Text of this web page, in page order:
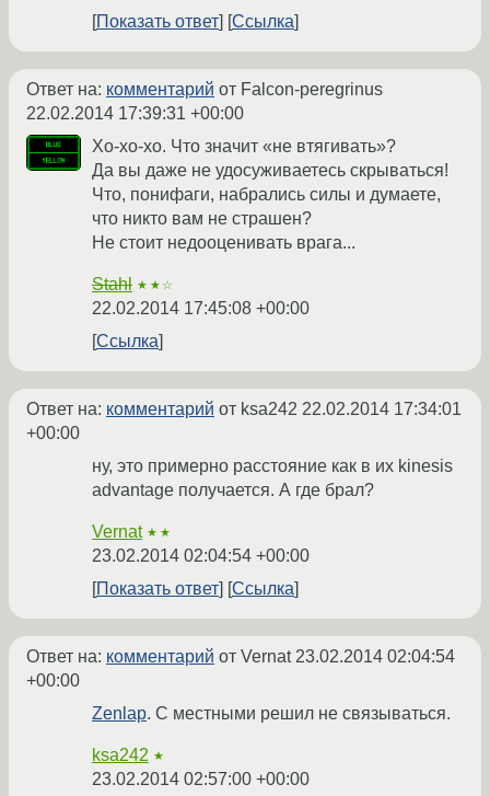
Показать ответ
Ссылка
Ответ на: комментарий от Falcon-peregrinus
22.02.2014 17:39:31 +00:00
Хо-хо-хо. Что значит «не втягивать»?
Да вы даже не удосуживаетесь скрываться!
Что, понифаги, набрались силы и думаете,
что никто вам не страшен?
Не стоит недооценивать врага...
Stahl ★★☆
22.02.2014 17:45:08 +00:00
Ссылка
Ответ на: комментарий от ksa242 22.02.2014 17:34:01
+00:00
ну, это примерно расстояние как в их kinesis
advantage получается. А где брал?
Vernat ★★
23.02.2014 02:04:54 +00:00
Показать ответ
Ссылка
Ответ на: комментарий от Vernat23.02.2014 02:04:54
+00:00
Zenlap. С местными решил не связываться.
ksa242 ★
23.02.2014 02:57:00 +00:00